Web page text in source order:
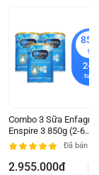
850
g
2-6
tuổi
Combo 3 Sữa
Enspire 3 850g (2-6
tuổi)
Đã bán
2.955.000đ